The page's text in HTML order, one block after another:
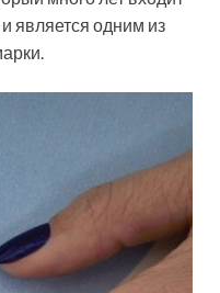
является одним из